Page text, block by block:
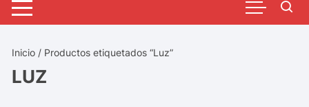
Inicio / Productos etiquetados “Luz”
LUZ